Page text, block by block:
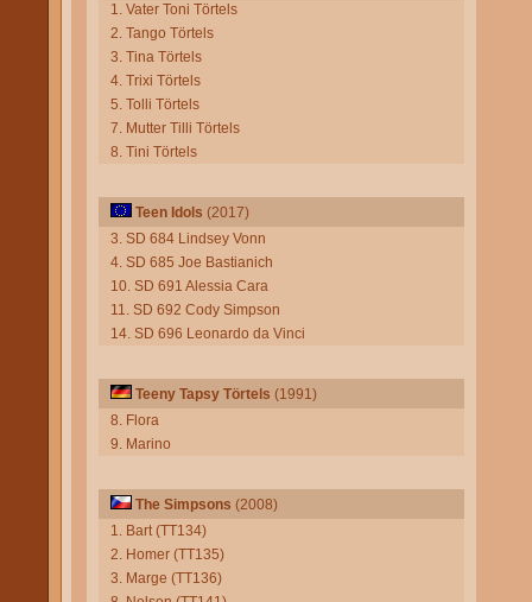
1. Vater Toni Törtels
2. Tango Törtels
3. Tina Törtels
4. Trixi Törtels
5. Tolli Törtels
7. Mutter Tilli Törtels
8. Tini Törtels
Teen Idols (2017)
3. SD 684 Lindsey Vonn
4. SD 685 Joe Bastianich
10. SD 691 Alessia Cara
11. SD 692 Cody Simpson
14. SD 696 Leonardo da Vinci
Teeny Tapsy Törtels (1991)
8. Flora
9. Marino
The Simpsons (2008)
1. Bart (TT134)
2. Homer (TT135)
3. Marge (TT136)